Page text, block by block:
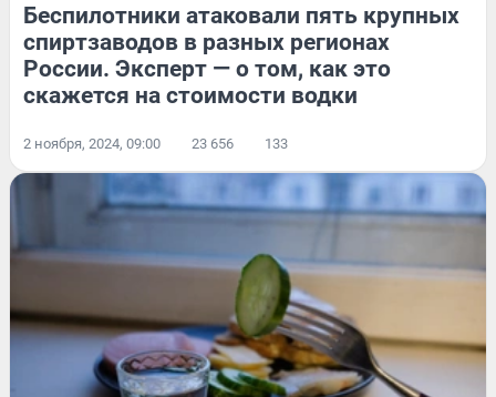
Беспилотники атаковали пять крупных
спиртзаводов в разных регионах
России. Эксперт — о том, как это
скажется на стоимости водки
2 ноября, 2024, 09:00 23 656 133